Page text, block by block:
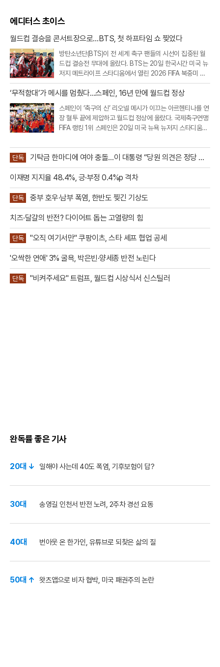
에디터스 초이스
월드컵 결승을 콘서트장으로…BTS, 첫 하프타임 쇼 찢었다
방탄소년단(BTS)이 전 세계 축구 팬들의 시선이 집중된 월
드컵 결승전 무대에 올랐다. BTS는 20일 한국시간 미국 뉴
저지 메트라이프 스타디움에서 열린 2026 FIFA 북중미 월
드컵 스페인과 아르헨티나의 결승전 하프타임 쇼에 완전체
로 출연했다.이번 공연은 FIFA가 월드컵 결승전에 처음 도입
‘무적함대’가 메시를 멈췄다…스페인, 16년 만에 월드컵 정상
스페인이 ‘축구의 신’ 리오넬 메시가 이끄는 아르헨티나를 연
장 혈투 끝에 제압하고 월드컵 정상에 올랐다. 국제축구연맹
FIFA 랭킹 1위 스페인은 20일 미국 뉴욕 뉴저지 스타디움에
으로 꺾었다. 연장 후반 터진 페란 토레스의 결승골이 승부를
갈랐다. 이로써 스페인
단독
기탁금 한마디에 여야 충돌…이 대통령 “당원 의견은 정당 활
동”
이재명 지지율 48.4%, 긍·부정 0.4%p 격차
단독 중부 호우·남부 폭염, 한반도 찢긴 기상도
치즈·달걀의 반전? 다이어트 돕는 고열량의 힘
단독 "오직 여기서만" 쿠팡이츠, 스타 셰프 협업 공세
'오싹한 연애' 3% 굴욕, 박은빈·양세종 반전 노린다
단독 "비켜주세요" 트럼프, 월드컵 시상식서 신스틸러
완독률 좋은 기사
20대 ↓ 일해야 사는데 40도 폭염, 기후보험이 답?
30대 송영길 인천서 반전 노려, 2주차 경선 요동
40대 번아웃 온 한가인, 유튜브로 되찾은 삶의 질
50대 ↑ 왓츠앱으로 비자 협박, 미국 패권주의 논란